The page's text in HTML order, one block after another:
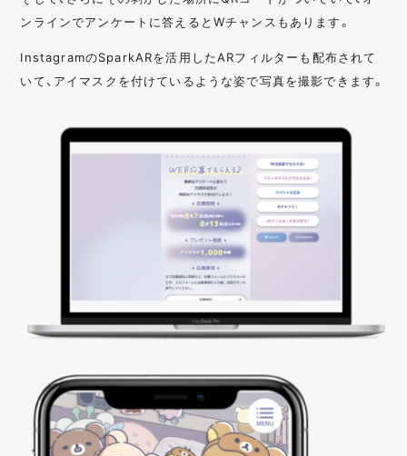
ンラインでアンケートに答えるとWチャンスもあります。
InstagramのSparkARを活用したARフィルターも配布されて
いて、アイマスクを付けているような姿で写真を撮影できます。